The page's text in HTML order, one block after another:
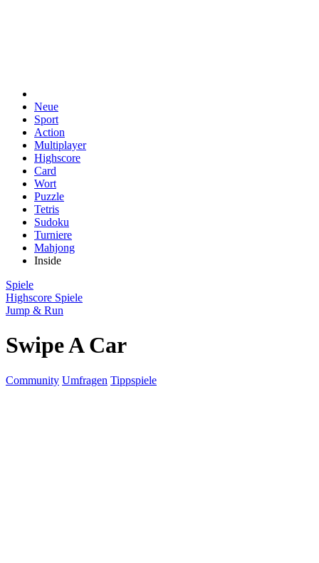
Neue
Sport
Action
Multiplayer
Highscore
Card
Wort
Puzzle
Tetris
Sudoku
Turniere
Mahjong
Inside
Spiele
Highscore Spiele
Jump & Run
Swipe A Car
Community Umfragen Tippspiele